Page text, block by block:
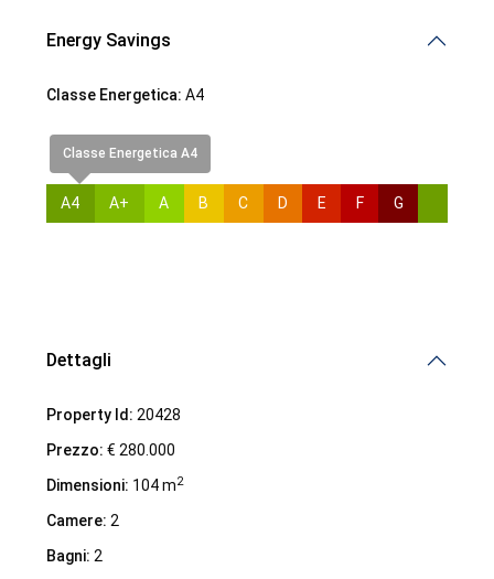
Energy Savings
Classe Energetica: A4
Classe Energetica A4
A4 A+ A B C D E F G
Dettagli
Property Id: 20428
Prezzo: € 280.000
Dimensioni: 104 m2
Camere: 2
Bagni: 2